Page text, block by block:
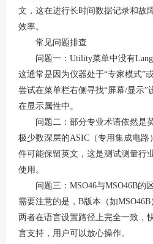
文，这在进行长时间数据记录和故
效率。
常见问题排查
问题一： Utility菜单中没有
这通常是因为仪器处于“专家模式”
尝试在菜单栏右侧寻找“屏幕/显示”
在显示属性中。
问题二：部分专业术语依然是
极少数深层的ASIC（专用集成电路
件可能保留英文，这是测试测量行
使用 。
问题三： MSO46与MSO46B的
需要注意的是， B版本（如MSO46B
两者在语言设置路径上完全一致，
言支持，用户可以放心操作。